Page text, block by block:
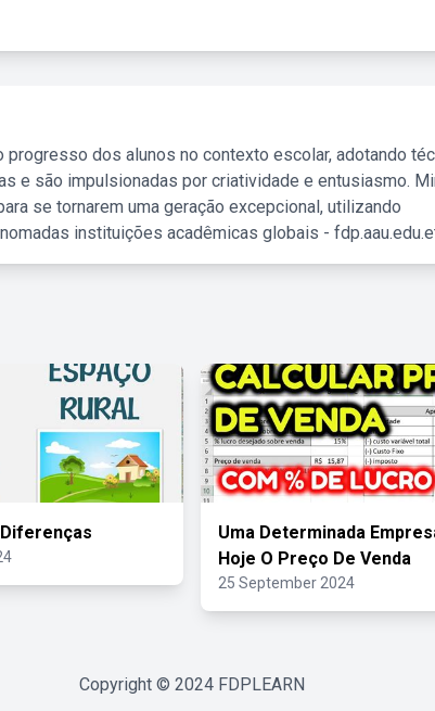
progresso dos alunos no contexto escolar, adotando
e são impulsionadas por criatividade e entusiasmo.
se tornarem uma geração excepcional, utilizando
instituições acadêmicas globais -
Diferenças
Uma Determinada
Hoje O Preço De Venda
25 September 2024
Copyright © 2024 FDPLEARN